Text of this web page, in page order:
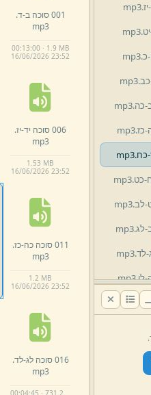
יז.mp3
יט.mp3
כ.mp3
כב.mp3
כה.mp3
כז.mp3
כח.mp3
כט.mp3
לב.mp3
לג.mp3
לד.mp3
לו.mp3
לח. mp3
מב.
001 סוכה ב-
ד.
mp3
00:13:00 · 1.9 MB
16/06/2026 23:52
006 סוכה יד-
יז.
mp3
1.53 MB
16/06/2026 23:52
011 סוכה כה-
כז.
mp3
1.2 MB
16/06/2026 23:52
016 סוכה לג-
לד.
mp3